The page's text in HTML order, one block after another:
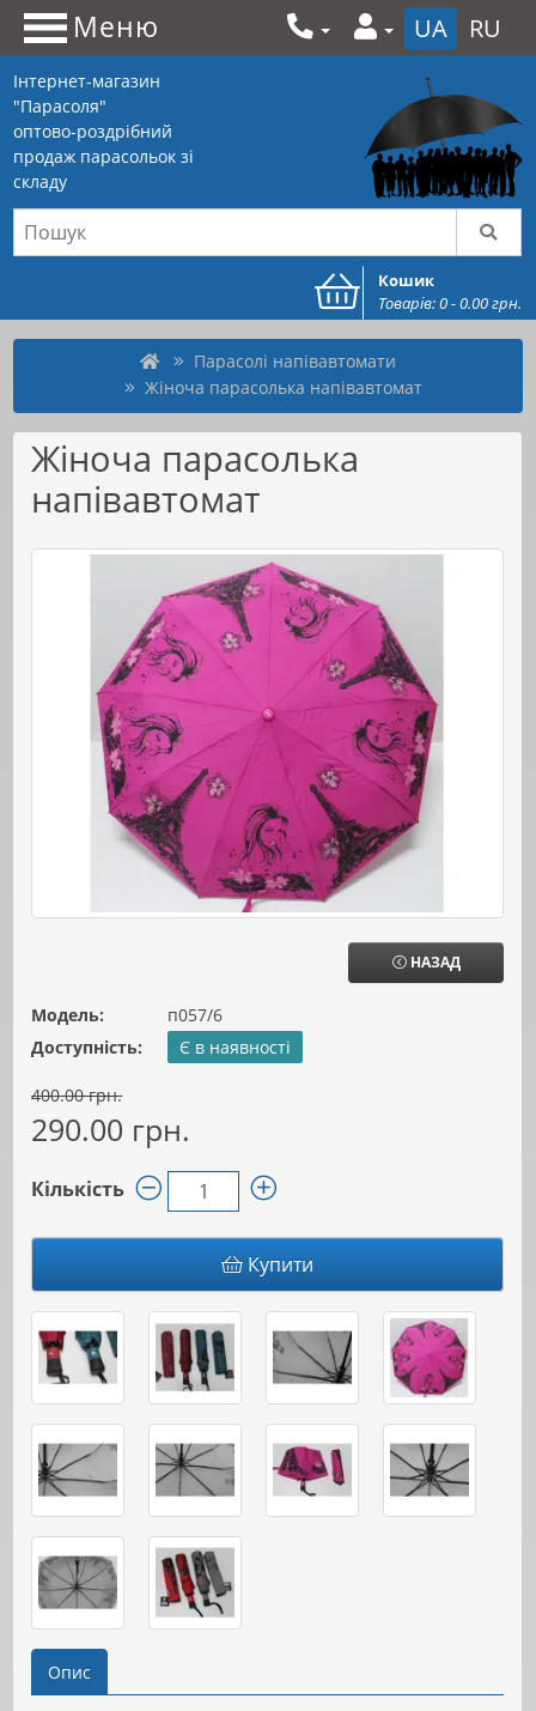
Меню UA RU
Інтернет-магазин
"Парасоля"
оптово-роздрібний
продаж парасольок зі
складу
Кошик
Товарів: 0 - 0.00 грн.
Парасолі напівавтомати
Жіноча парасолька напівавтомат
Жіноча парасолька
напівавтомат
НАЗАД
Модель:
п057/6
Доступність:
Є в наявності
400.00 грн.
290.00 грн.
Кількість
Купити
Опис